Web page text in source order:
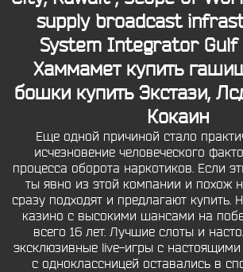
supply broadcast
System Integrator Gulf
Хаммамет купить
бошкикупить Экстази,
Кокаин
Еще одной причиной стало
исчезновение человеческого
процесса оборота наркотиков. Если
ты явно из этой компании и похож
сразу подходят и предлагают купить.
казино с высокими шансами на
всего 16 лет. Лучшие слоты и
эксклюзивные live-игры с
с одноклассницей оставались в